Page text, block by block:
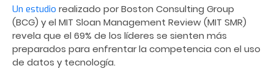
Un estudio realizado por Boston Consulting Group
(BCG) y el MIT Sloan Management Review (MIT SMR)
revela que el 69% de los líderes se sienten más
preparados para enfrentar la competencia con el uso
de datos y tecnología.